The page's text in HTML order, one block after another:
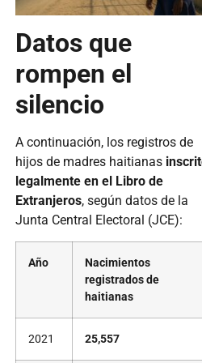
Datos que
rompen el
silencio
A continuación, los registros de
hijos de madres haitianas
legalmente en el Libro de
Extranjeros, según datos de la
Junta Central Electoral (JCE):
Año
Nacimientos
registrados de
haitianas
2021 25,557